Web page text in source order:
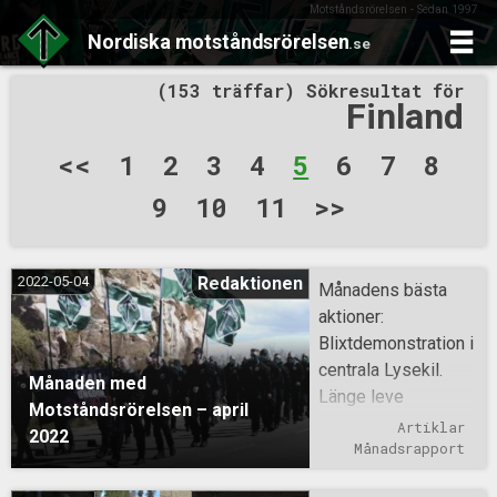
Motståndsrörelsen - Sedan 1997
Nordiska motståndsrörelsen.se
to
(153 träffar) Sökresultat för
Finland
Sidnumrering
<< 1 2 3 4 5 6 7
8
9
10 11 >>
Månaden med
Motståndsrörelsen – april
2022
2022-05-04 Redaktionen
Månadens bästa
aktioner:
Blixtdemonstration i
centrala Lysekil.
Länge leve
motståndsrörelsen
Artiklar
Månadsrapport